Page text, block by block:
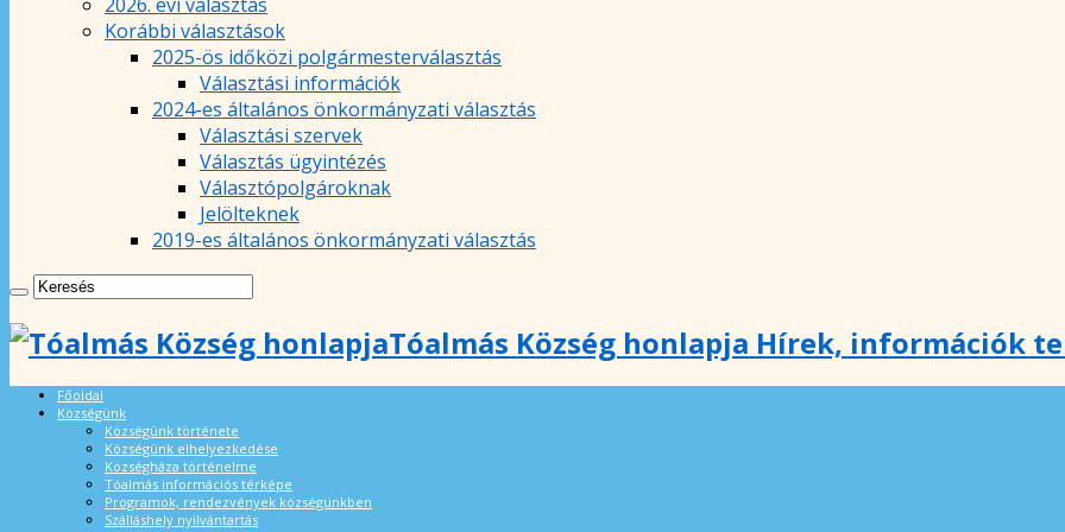
Korábbi választások
2025-ös időközi polgármesterválasztás
Választási információk
2024-es általános önkormányzati választás
Választási szervek
Választás ügyintézés
Választópolgároknak
Jelölteknek
2019-es általános önkormányzati választás
Tóalmás Község honlapja Hírek, információk
Főoldal
Községünk
Községünk története
Községünk elhelyezkedése
Községháza történelme
Tóalmás információs térképe
Programok, rendezvények községünkben
Szálláshely nyilvántartás